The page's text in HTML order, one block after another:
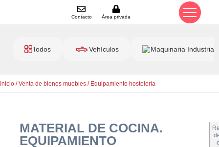
Contacto Área privada
Todos Vehículos Maquinaria Industrial
Inicio /Venta de bienes muebles / Equipamiento hostelería
MATERIAL DE COCINA.
EQUIPAMIENTO